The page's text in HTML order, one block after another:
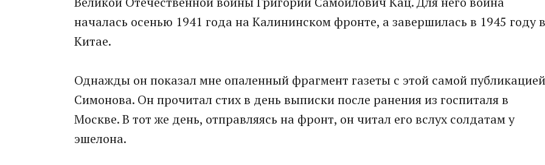
началась осенью 1941 года на Калининском фронте, а завершилась в 1945 году в
Китае.
Однажды он показал мне опаленный фрагмент газеты с этой самой публикацией
Симонова. Он прочитал стих в день выписки после ранения из госпиталя в
Москве. В тот же день, отправляясь на фронт, он читал его вслух солдатам у
эшелона.